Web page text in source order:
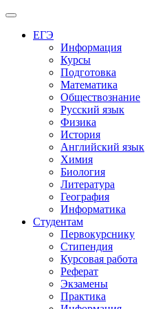
Меню
ЕГЭ
Информация
Курсы
Подготовка
Математика
Обществознание
Русский язык
Физика
История
Английский язык
Химия
Биология
Литература
География
Информатика
Студентам
Первокурснику
Стипендия
Курсовая работа
Реферат
Экзамены
Практика